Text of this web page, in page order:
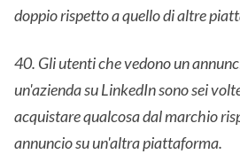
doppio rispetto a quello di altre
40. Gli utenti che vedono un
un'azienda su LinkedIn sono sei
acquistare qualcosa dal marchio
annuncio su un'altra piattaforma.